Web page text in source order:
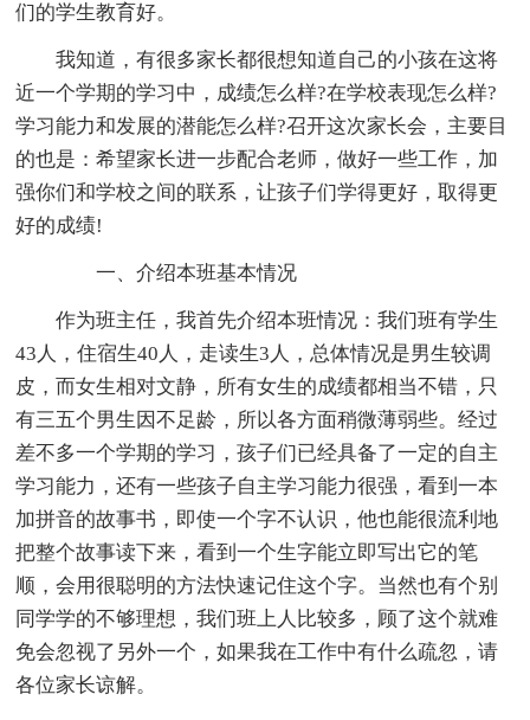
们的学生教育好。
我知道，有很多家长都很想知道自己的小孩在这将
近一个学期的学习中，成绩怎么样?在学校表现怎么样?
学习能力和发展的潜能怎么样?召开这次家长会，主要目
的也是：希望家长进一步配合老师，做好一些工作，加
强你们和学校之间的联系，让孩子们学得更好，取得更
好的成绩!
一、介绍本班基本情况
作为班主任，我首先介绍本班情况：我们班有学生
43人，住宿生40人，走读生3人，总体情况是男生较调
皮，而女生相对文静，所有女生的成绩都相当不错，只
有三五个男生因不足龄，所以各方面稍微薄弱些。经过
差不多一个学期的学习，孩子们已经具备了一定的自主
学习能力，还有一些孩子自主学习能力很强，看到一本
加拼音的故事书，即使一个字不认识，他也能很流利地
把整个故事读下来，看到一个生字能立即写出它的笔
顺，会用很聪明的方法快速记住这个字。当然也有个别
同学学的不够理想，我们班上人比较多，顾了这个就难
免会忽视了另外一个，如果我在工作中有什么疏忽，请
各位家长谅解。